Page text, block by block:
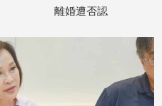
離婚遭否認